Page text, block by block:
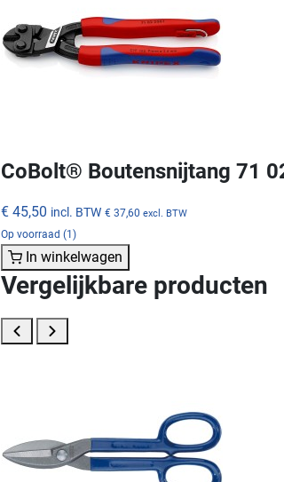
CoBolt® Boutensnijtang 71
€ 45,50 incl. BTW € 37,60 excl. BTW
Op voorraad (1)
In winkelwagen
Vergelijkbare producten